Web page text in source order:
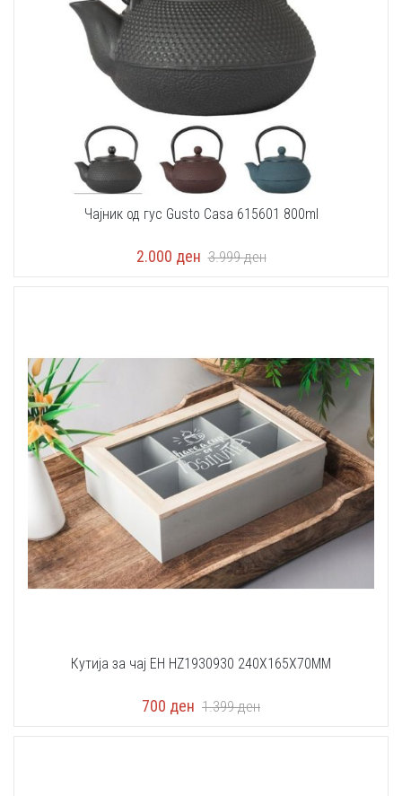
Чајник од гус Gusto Casa 615601 800ml
2.000 ден 3.999ден
Кутија за чај EH HZ1930930 240X165X70MM
700 ден 1.399ден